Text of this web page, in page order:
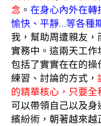
念 。 在身心內外在轉
愉快、平靜…等各種
我，幫助周遭親友
實務中。這兩天工
包括了實實在在的操
練習、討論的方式，
的精華核心，只要
可以帶領自己以及
繽紛術，朝著越來越